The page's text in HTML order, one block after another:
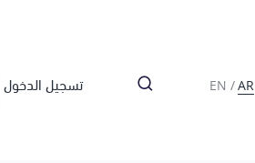
EN /AR تسجيل الدخول